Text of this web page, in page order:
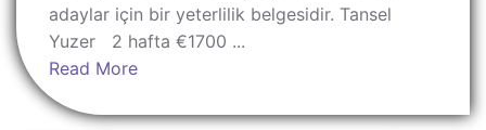
adaylar için bir yeterlilik belgesidir. Tansel
Yuzer 2 hafta €1700 ...
Read More